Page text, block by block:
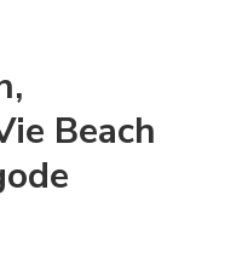
EN
VIE
BEACH
Beach